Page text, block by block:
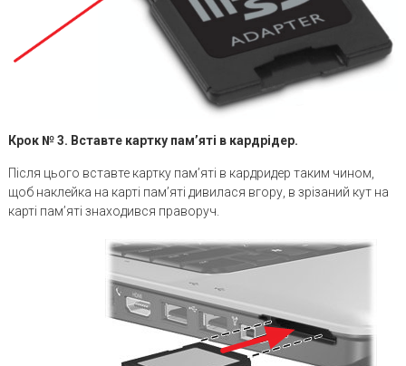
Крок № 3. Вставте картку пам’яті в кардрідер.
Після цього вставте картку пам’яті в кардридер таким чином,
щоб наклейка на карті пам’яті дивилася вгору, в зрізаний кут на
карті пам’яті знаходився праворуч.